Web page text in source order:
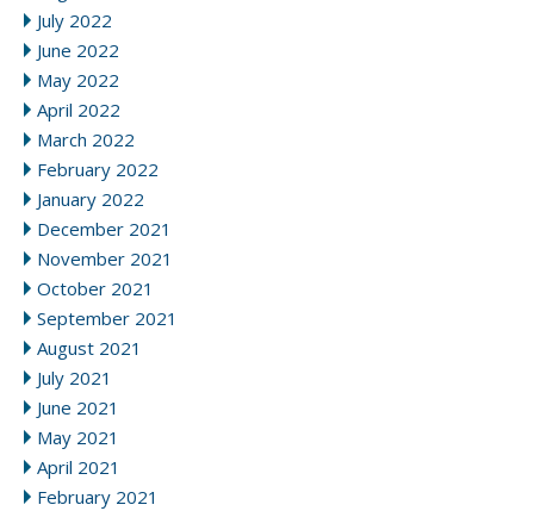
July 2022
June 2022
May 2022
April 2022
March 2022
February 2022
January 2022
December 2021
November 2021
October 2021
September 2021
August 2021
July 2021
June 2021
May 2021
April 2021
February 2021